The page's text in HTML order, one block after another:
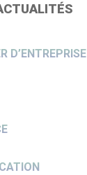
D’ENTREPRISE